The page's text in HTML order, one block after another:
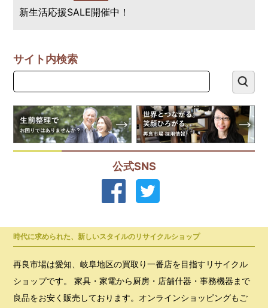
新生活応援SALE開催中！
サイト内検索
公式SNS
時代に求められた、新しいスタイルのリサイクルショップ
再良市場は愛知、岐阜地区の買取り一番店を目指すリサイクル
ショップです。 家具・家電から厨房・店舗什器・事務機器まで
良品をお安く販売しております。オンラインショッピングもご